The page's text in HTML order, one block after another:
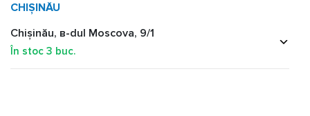
CHIȘINĂU
Chișinău, в-dul Moscova, 9/1
În stoc 3 buc.